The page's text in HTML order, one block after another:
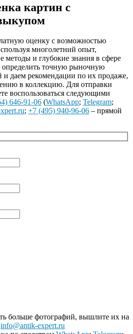
картин с
оценку с возможностью
многолетний опыт,
методы и глубокие знания в сфере
определить точную рыночную
и даем рекомендации по их продаже,
в коллекцию. Для отправки
воспользоваться следующими
646-91-06 (WhatsApp; Telegram;
; +7 (495) 940-96-06 – прямой
больше фотографий, вышлите их на
info@antik-expert.ru